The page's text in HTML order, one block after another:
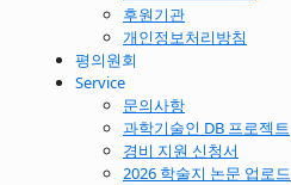
후원기관
개인정보처리방침
평의원회
Service
문의사항
과학기술인 DB 프로젝트
경비 지원 신청서
2026 학술지 논문 업로드